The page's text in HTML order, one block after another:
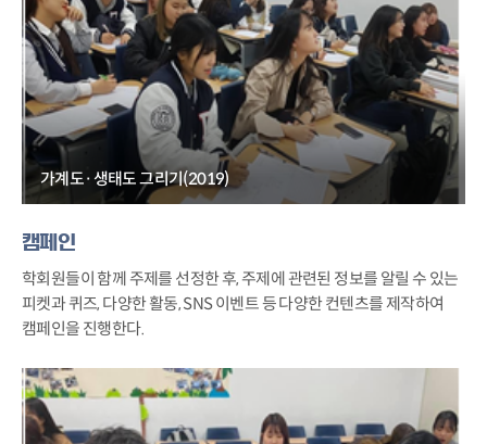
가계도·생태도 그리기(2019)
캠페인
학회원들이 함께 주제를 선정한 후, 주제에 관련된 정보를 알릴 수 있는
피켓과 퀴즈, 다양한 활동, SNS 이벤트 등 다양한 컨텐츠를 제작하여
캠페인을 진행한다.